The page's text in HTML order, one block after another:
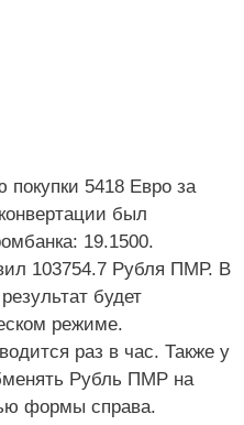
5418 Евро за
был
19.1500.
103754.7 Рубля ПМР. В
будет
режиме.
раз в час. Также у
Рубль ПМР на
формы справа.